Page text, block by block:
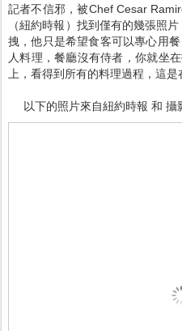
記者不信邪，被Chef Cesar
（紐約時報）找到僅有的幾張照
拽，他只是希望食客可以專心用
人料理，餐廳沒有侍者，你就坐
上，看得到所有的料理過程，這
以下的照片來自紐約時報 和 攝